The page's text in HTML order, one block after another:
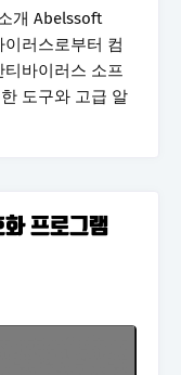
개 Abelssoft
러스로부터 컴
바이러스 소프
도구와 고급 알
프로그램